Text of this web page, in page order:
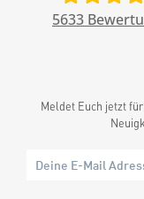
5633
Meldet Euch jetzt